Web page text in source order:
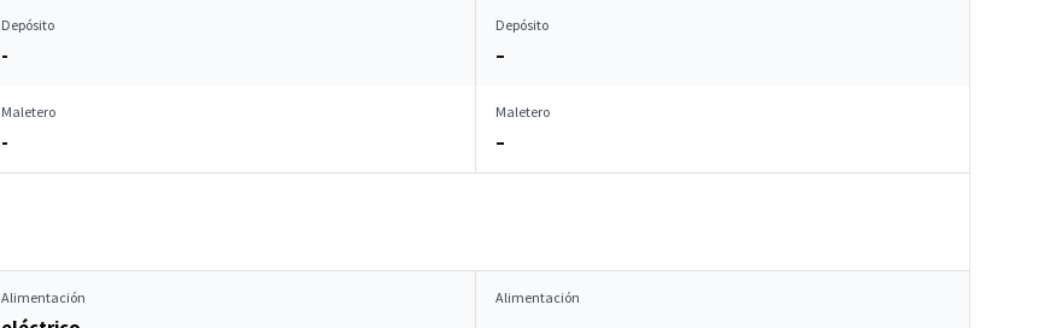
Depósito
-
Depósito
–
Maletero
-
Maletero
–
Alimentación Alimentación